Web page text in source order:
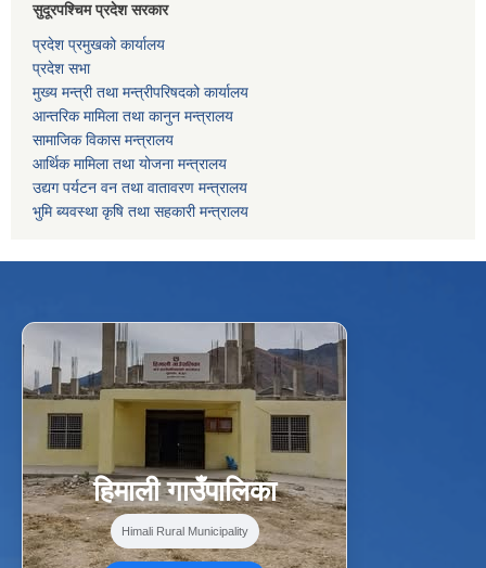
सुदूरपश्चिम प्रदेश सरकार
प्रदेश प्रमुखको कार्यालय
प्रदेश सभा
मुख्य मन्त्री तथा मन्त्रीपरिषदको कार्यालय
आन्तरिक मामिला तथा कानुन मन्त्रालय
सामाजिक विकास मन्त्रालय
आर्थिक मामिला तथा योजना मन्त्रालय
उद्यग पर्यटन वन तथा वातावरण मन्त्रालय
भुमि ब्यवस्था कृषि तथा सहकारी मन्त्रालय
f Facebook ⋯
हिमाली गाउँपालिका
Himali Rural Municipality